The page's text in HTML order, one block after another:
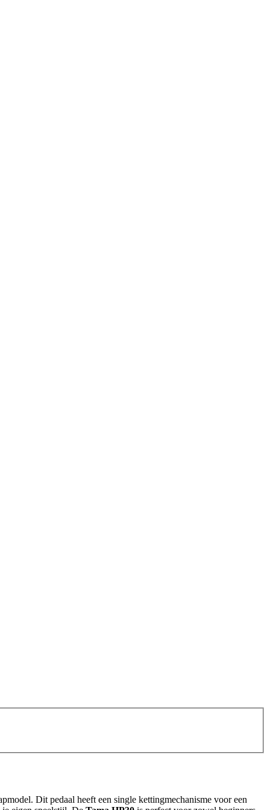
Dit pedaal heeft een single kettingmechanisme voor een